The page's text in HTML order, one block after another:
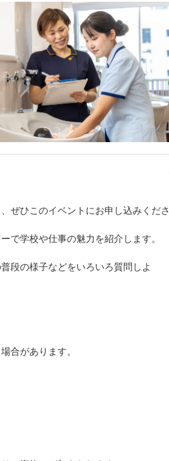
ぜひこのイベントにお申し込みくださ
で学校や仕事の魅力を紹介します。
段の様子などをいろいろ質問しよ
合があります。